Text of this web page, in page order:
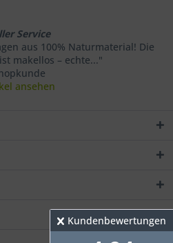
Kundenbewertungen
Service
aus 100% Naturmaterial! Die
makellos – echte..."
ansehen